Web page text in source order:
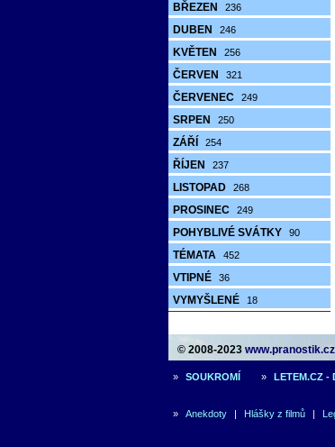
BŘEZEN 236
DUBEN 246
KVĚTEN 256
ČERVEN 321
ČERVENEC 249
SRPEN 250
ZÁŘÍ 254
ŘÍJEN 237
LISTOPAD 268
PROSINEC 249
POHYBLIVÉ SVÁTKY 90
TÉMATA 452
VTIPNÉ 36
VYMYŠLENÉ 18
© 2008-2023 www.pranostik.cz
» SOUKROMÍ » LETEM.CZ -
» Anekdoty | Hlášky z filmů |